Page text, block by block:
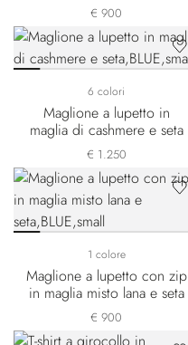
€ 900
6 colori
Maglione a lupetto in
maglia di cashmere e seta
€ 1.250
1 colore
Maglione a lupetto con zip
in maglia misto lana e seta
€ 900